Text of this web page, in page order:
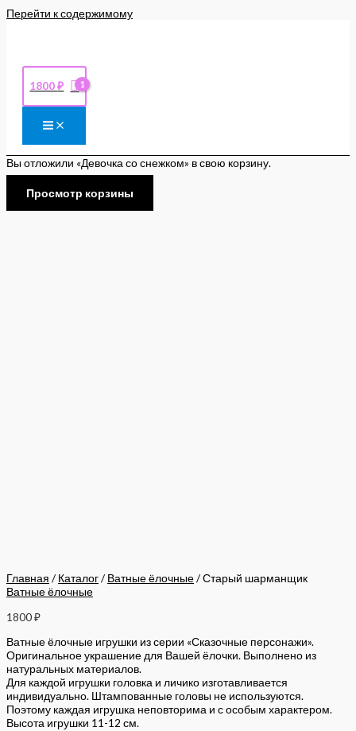
Перейти к содержимому
1800₽
Вы отложили «Девочка со снежком» в свою корзину.
Просмотр корзины
Главная / Каталог/ Ватные ёлочные/ Старый шарманщик
Ватные ёлочные
1800₽
Ватные ёлочные игрушки из серии «Сказочные персонажи».
Оригинальное украшение для Вашей ёлочки. Выполнено из
натуральных материалов.
Для каждой игрушки головка и личико изготавливается
индивидуально. Штампованные головы не используются.
Поэтому каждая игрушка неповторима и с особым характером.
Высота игрушки 11-12 см.